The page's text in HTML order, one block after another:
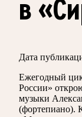
в
Дата
Ежегодный
России»
музыки
(фортепиано).